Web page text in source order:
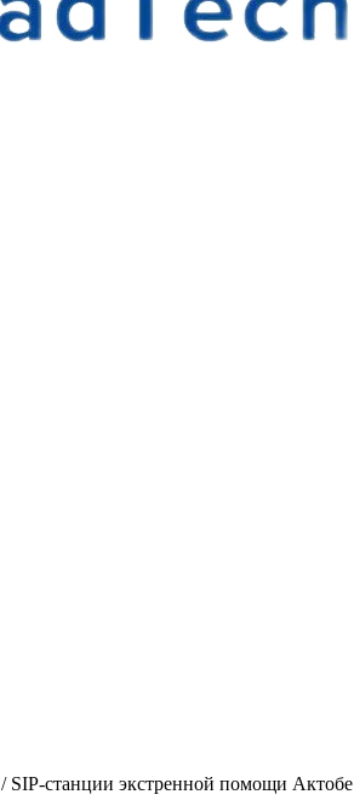
/ SIP-станции экстренной помощи Актобе